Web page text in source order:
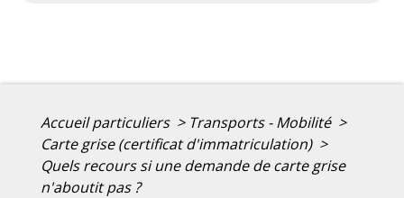
Accueil particuliers > Transports - Mobilité >
Carte grise (certificat d'immatriculation) >
Quels recours si une demande de carte grise
n'aboutit pas ?